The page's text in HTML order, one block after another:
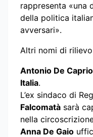
rappresenta «una
della politica
avversari».
Altri nomi di rilievo
Antonio De Caprio
Italia.
L’ex sindaco di
Falcomatà sarà
nella
Anna De Gaio